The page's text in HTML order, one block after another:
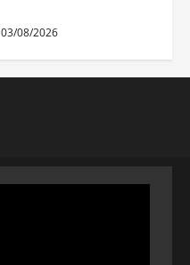
03/08/2026